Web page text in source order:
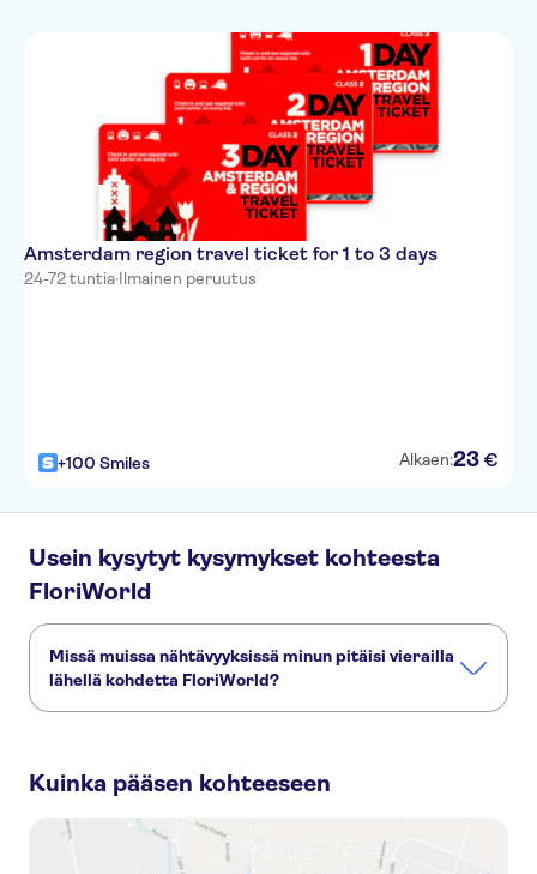
Amsterdam region travel ticket for 1 to 3 days
24-72 tuntia·Ilmainen peruutus
+100 Smiles Alkaen:23 €
Usein kysytyt kysymykset kohteesta
FloriWorld
Missä muissa nähtävyyksissä minun pitäisi vierailla
lähellä kohdetta FloriWorld?
Museum Square
Rijksmuseum Anne Frankin talo
Kuinka pääsen kohteeseen